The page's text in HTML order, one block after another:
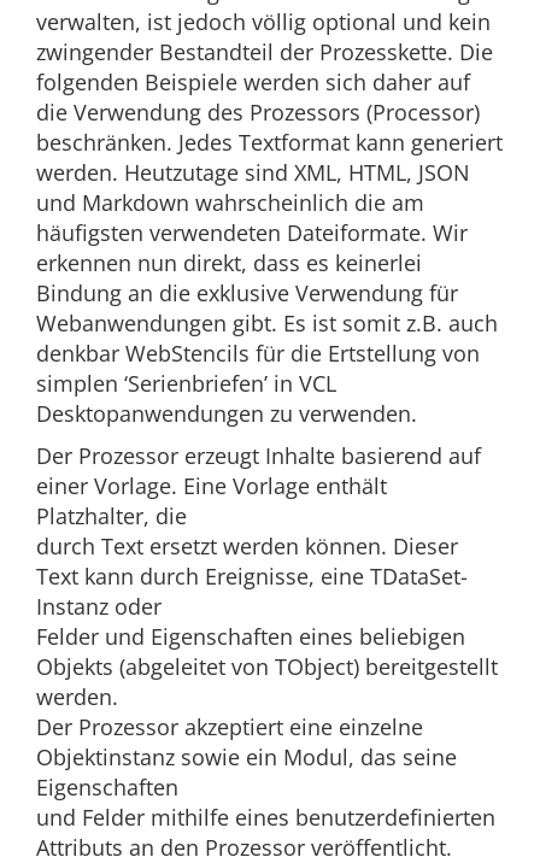
verwalten, ist jedoch völlig optional und kein
zwingender Bestandteil der Prozesskette. Die
folgenden Beispiele werden sich daher auf
die Verwendung des Prozessors (Processor)
beschränken. Jedes Textformat kann generiert
werden. Heutzutage sind XML, HTML, JSON
und Markdown wahrscheinlich die am
häufigsten verwendeten Dateiformate. Wir
erkennen nun direkt, dass es keinerlei
Bindung an die exklusive Verwendung für
Webanwendungen gibt. Es ist somit z.B. auch
denkbar WebStencils für die Ertstellung von
simplen ‘Serienbriefen’ in VCL
Desktopanwendungen zu verwenden.
Der Prozessor erzeugt Inhalte basierend auf
einer Vorlage. Eine Vorlage enthält
Platzhalter, die
durch Text ersetzt werden können. Dieser
Text kann durch Ereignisse, eine TDataSet-
Instanz oder
Felder und Eigenschaften eines beliebigen
Objekts (abgeleitet von TObject) bereitgestellt
werden.
Der Prozessor akzeptiert eine einzelne
Objektinstanz sowie ein Modul, das seine
Eigenschaften
und Felder mithilfe eines benutzerdefinierten
Attributs an den Prozessor veröffentlicht.